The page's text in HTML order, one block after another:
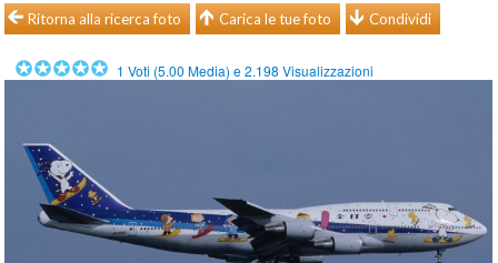
Ritorna alla ricerca foto Carica le tue foto Condividi
1 Voti (5.00 Media) e2.198 Visualizzazioni